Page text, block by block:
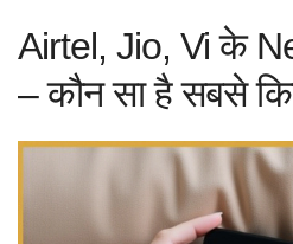
Airtel, Jio, Vi के
– कौन सा है सबसे